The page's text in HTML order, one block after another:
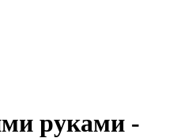
руками -